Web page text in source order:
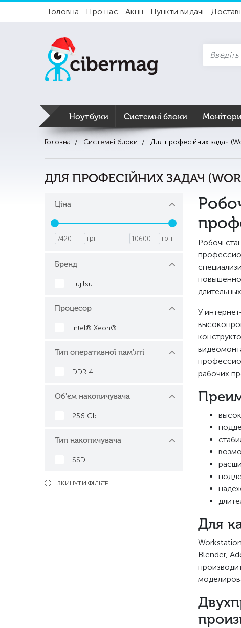
Головна Про нас Акції Пункти видачі
Ноутбуки Системні блоки
Головна Системні блоки Для професійних задач
ДЛЯ ПРОФЕСІЙНИХ ЗАДАЧ
Ціна
грн грн
Бренд
Fujitsu
Процесор
Intel® Xeon®
Тип оперативної пам'яті
DDR 4
Об'єм накопичувача
256 Gb
Тип накопичувача
SSD
ЗКИНУТИ ФІЛЬТР
Робочі
У
рабочих
Для
Blender,